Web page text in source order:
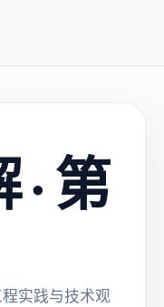
第
实践与技术观